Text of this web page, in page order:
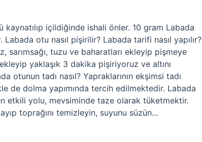
kaynatılıp içildiğinde ishali önler. 10 gram Labada
otu nasıl pişirilir? Labada tarifi nasıl yapılır?
sarımsağı, tuzu ve baharatları ekleyip pişmeye
yaklaşık 3 dakika pişiriyoruz ve altını
otunun tadı nasıl? Yapraklarının ekşimsi tadı
de dolma yapımında tercih edilmektedir. Labada
etkili yolu, mevsiminde taze olarak tüketmektir.
toprağını temizleyin, suyunu süzün…